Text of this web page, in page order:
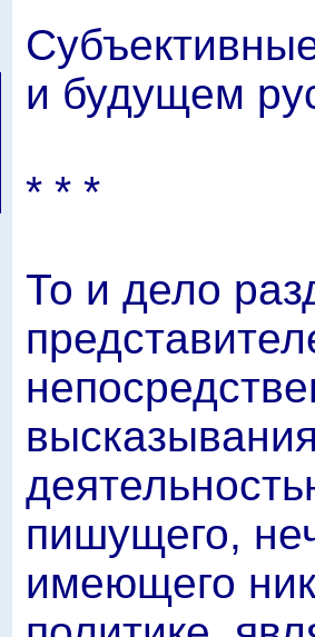
и будущем
* * *
То и дело
пишущего,
имеющего